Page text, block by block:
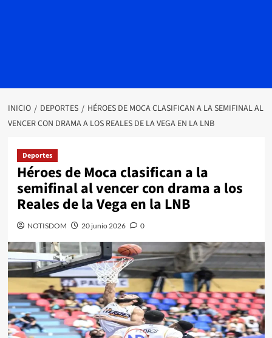
INICIO DEPORTES
HÉROES DE MOCA CLASIFICAN A LA SEMIFINAL AL
VENCER CON DRAMA A LOS REALES DE LA VEGA EN LA LNB
Deportes
Héroes de Moca clasifican a la
semifinal al vencer con drama a los
Reales de la Vega en la LNB
NOTISDOM 20 junio 2026 0